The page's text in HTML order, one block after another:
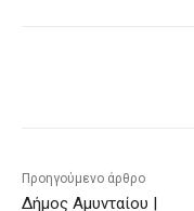
Προηγούμενο άρθρο
Δήμος Αμυνταίου |